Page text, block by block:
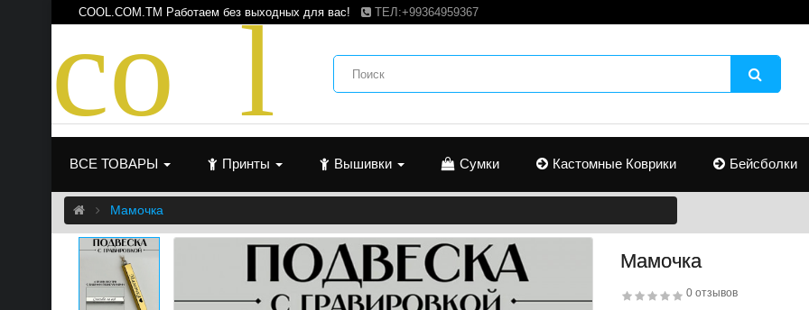
cool
COOL.COM.TM Работаем без выходных для вас! ТЕЛ:+99364959367
ВСЕ ТОВАРЫ Принты Вышивки Сумки Кастомные Коврики Бейсболки
Мамочка
Мамочка
0 отзывов